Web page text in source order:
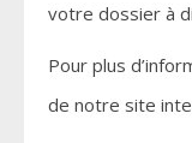
votre dossier à
Pour plus
de notre site